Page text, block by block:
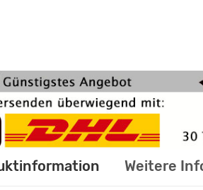
Weitere